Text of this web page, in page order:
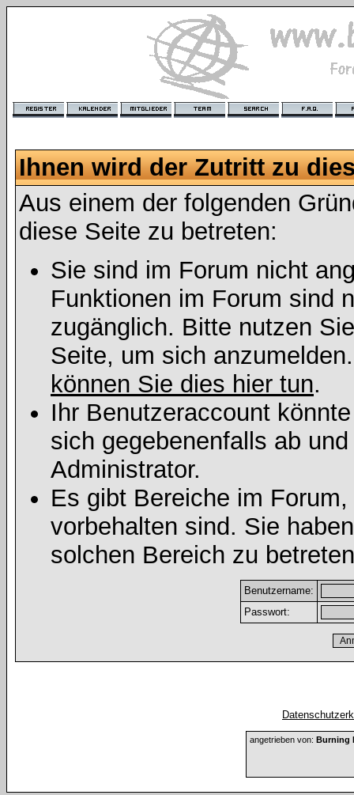
Ihnen wird der Zutritt zu
Aus einem der folgenden
diese Seite zu betreten:
Sie sind im Forum nicht
Funktionen im Forum sind
zugänglich. Bitte nutzen
Seite, um sich
können Sie dies hier tun.
Ihr Benutzeraccount
sich gegebenenfalls ab
Administrator.
Es gibt Bereiche im
vorbehalten sind. Sie
solchen Bereich zu
Benutzername:
Passwort:
angetrieben von: Burning